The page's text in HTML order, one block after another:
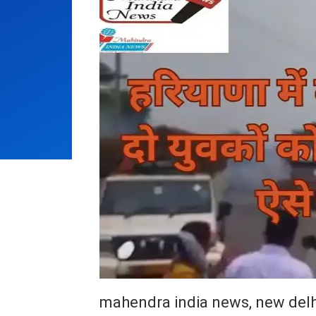
mahendra india news, new